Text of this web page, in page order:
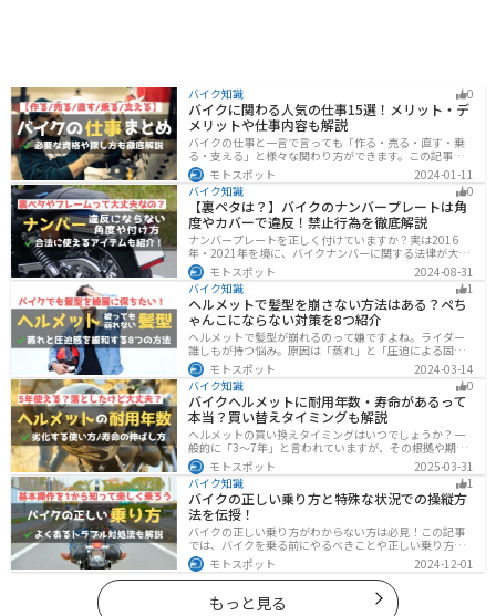
バイク知識 0
バイクに関わる人気の仕事15選！メリット・デ
メリットや仕事内容も解説
バイクの仕事と一言で言っても「作る・売る・直す・乗
る・支える」と様々な関わり方ができます。この記事で
は、バイクに関わる人気の仕事をジャンル別に紹介しま
す。必要な資格や探し方も解説しますので、自分のなり
たい姿をイメージして探してみてください。
モトスポット
2024-01-11
バイク知識
0
【裏ペタは？】バイクのナンバープレートは角
度やカバーで違反！禁止行為を徹底解説
ナンバープレートを正しく付けていますか？実は2016
年・2021年を境に、バイクナンバーに関する法律が大き
く変わっています！角度やカバー、ステーなど昔は大丈
夫でも今は違法になるケースが発生します。正しく理解
して、今一度見直してみましょう。合法で使えるアイテ
ムも紹介します。
モトスポット
2024-08-31
バイク知識
1
ヘルメットで髪型を崩さない方法はある？ぺち
ゃんこにならない対策を8つ紹介
ヘルメットで髪型が崩れるのって嫌ですよね。ライダー
誰しもが持つ悩み。原因は「蒸れ」と「圧迫による固
定」です。原因に対してしっかりと対策すればヘルメッ
トを被っても髪型を崩さなくすることは可能です。今回
はその方法をまとめました。バイクに乗って髪型が崩れ
るのが気になるという人は、参考にしてください。
モトスポット
2024-03-14
バイク知識
0
バイクヘルメットに耐用年数・寿命があるって
本当？買い替えタイミングも解説
ヘルメットの買い換えタイミングはいつでしょうか？一
般的に「3〜7年」と言われていますが、その根拠や期限
前でも早めに交換した方がいいケースを紹介します。安
全にバイクに乗るためにもヘルメットの寿命についてし
っかりと理解しておきましょう。
モトスポット
2025-03-31
バイク知識
1
バイクの正しい乗り方と特殊な状況での操縦方
法を伝授！
バイクの正しい乗り方がわからない方は必見！この記事
では、バイクを乗る前にやるべきことや正しい乗り方、
トラブルと対処法を解説しています。実は、車と気をつ
ける部分はかなり異なるので注意が必要です。この記事
を読めば、安全で快適なバイクライフを送れます。
モトスポット 2024-12-01
もっと見る